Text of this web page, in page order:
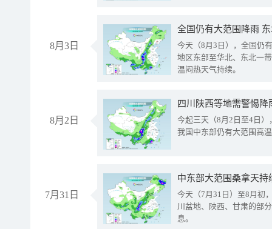
8月3日
全国仍有大范围降雨
今天（8月3日），全国仍
地区东部至华北、东北一
温闷热天气持续。
8月2日
今起三天（8月2日至4日
我国中东部仍有大范围高
7月31日
中东部大范围桑拿天
今天（7月31日）至8月初
川盆地、陕西、甘肃的部
息。